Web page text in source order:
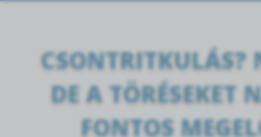
CSONTRITKULÁS?
DE A TÖRÉSEKET
FONTOS